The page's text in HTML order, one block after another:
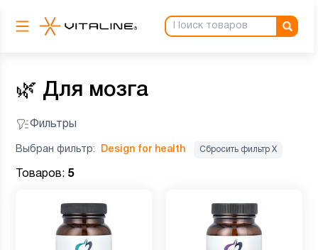
🌿 Для мозга
Фильтры
Выбран фильтр: Design for health Сбросить фильтр Х
Товаров: 5